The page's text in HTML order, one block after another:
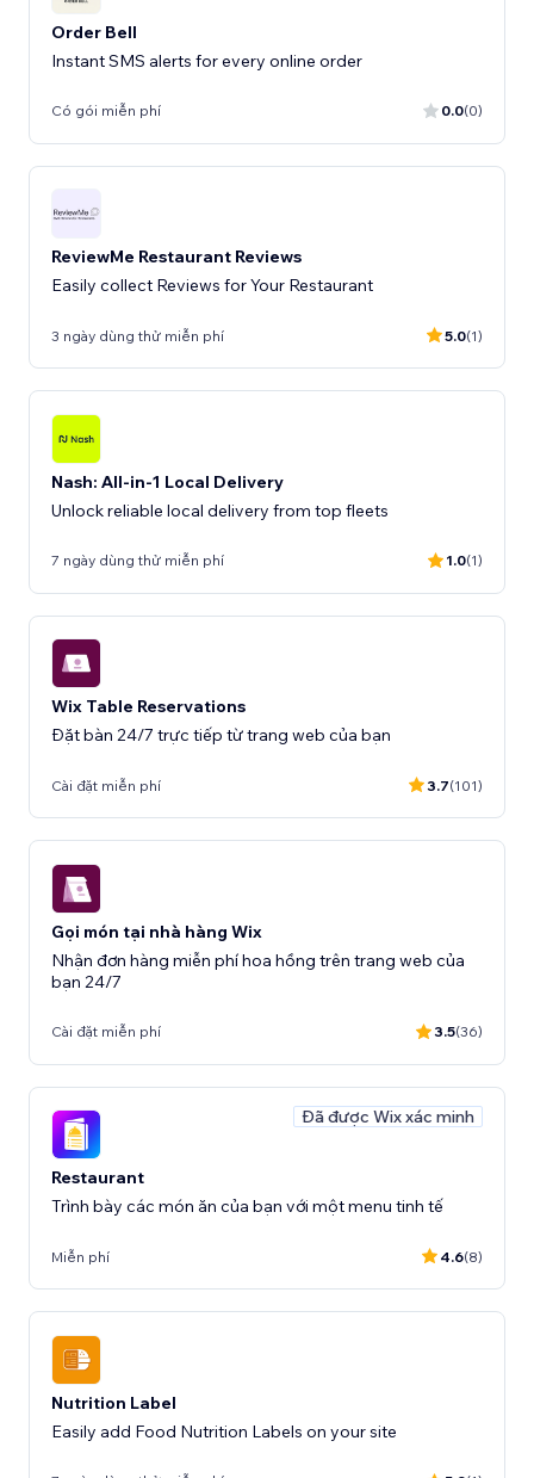
Order Bell
Instant SMS alerts for every online order
Có gói miễn phí 0.0(0)
ReviewMe Restaurant Reviews
Easily collect Reviews for Your Restaurant
3 ngày dùng thử miễn phí 5.0(1)
Nash: All-in-1 Local Delivery
Unlock reliable local delivery from top fleets
7 ngày dùng thử miễn phí 1.0(1)
Wix Table Reservations
Đặt bàn 24/7 trực tiếp từ trang web của bạn
Cài đặt miễn phí 3.7(101)
Gọi món tại nhà hàng Wix
Nhận đơn hàng miễn phí hoa hồng trên trang web của
bạn 24/7
Cài đặt miễn phí 3.5(36)
Đã được Wix xác minh
Restaurant
Trình bày các món ăn của bạn với một menu tinh tế
Miễn phí 4.6(8)
Nutrition Label
Easily add Food Nutrition Labels on your site